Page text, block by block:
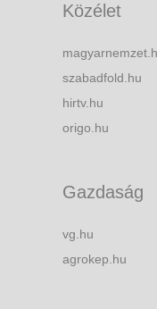
Közélet
szabadfold.hu
hirtv.hu
origo.hu
Gazdaság
vg.hu
agrokep.hu